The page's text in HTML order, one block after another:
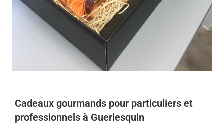
Cadeaux gourmands pour particuliers et
professionnels à Guerlesquin